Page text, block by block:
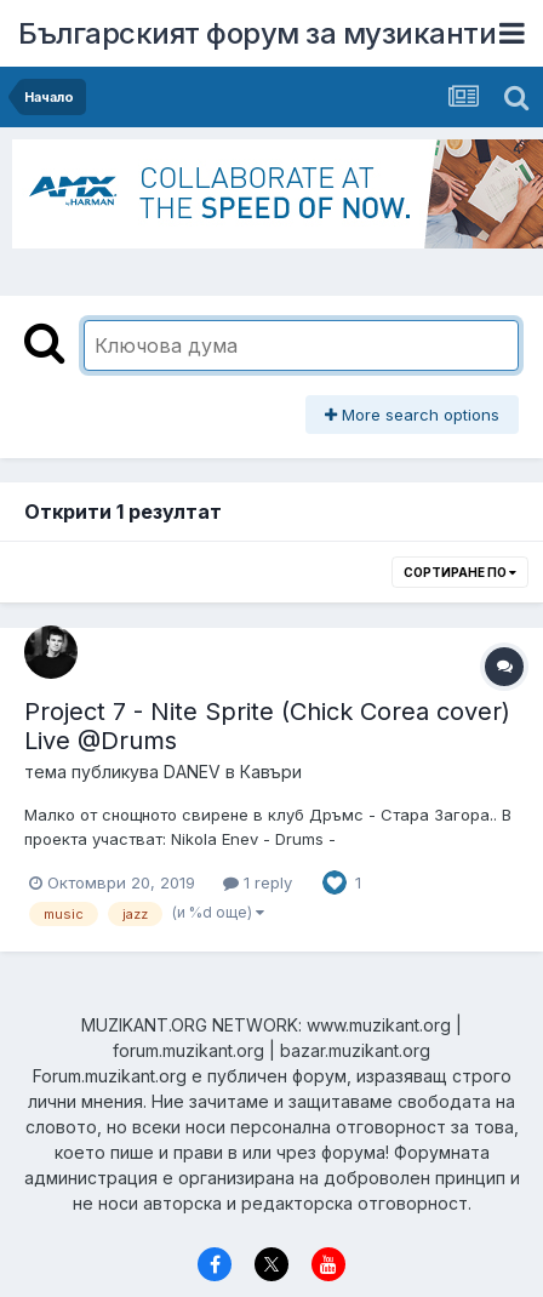
Българският форум за музиканти
Начало
More search options
Открити 1 резултат
СОРТИРАНЕ ПО
Project 7 - Nite Sprite (Chick Corea cover)
Live @Drums
тема публикува DANEV в Кавъри
Малко от снощното свирене в клуб Дръмс - Стара Загора.. В
проекта участват: Nikola Enev - Drums -
- https://www.facebook.com/petkov.pavelValentin Danev - Guitar
- https://www.facebook.com/valentin.g.danevStanislav
Октомври 20, 2019 1 reply 1
music jazz (и %d още)
MUZIKANT.ORG NETWORK: www.muzikant.org |
forum.muzikant.org | bazar.muzikant.org
Forum.muzikant.org е публичен форум, изразяващ строго
лични мнения. Ние зачитаме и защитаваме свободата на
словото, но всеки носи персонална отговорност за това,
което пише и прави в или чрез форума! Форумната
администрация е организирана на доброволен принцип и
не носи авторска и редакторска отговорност.